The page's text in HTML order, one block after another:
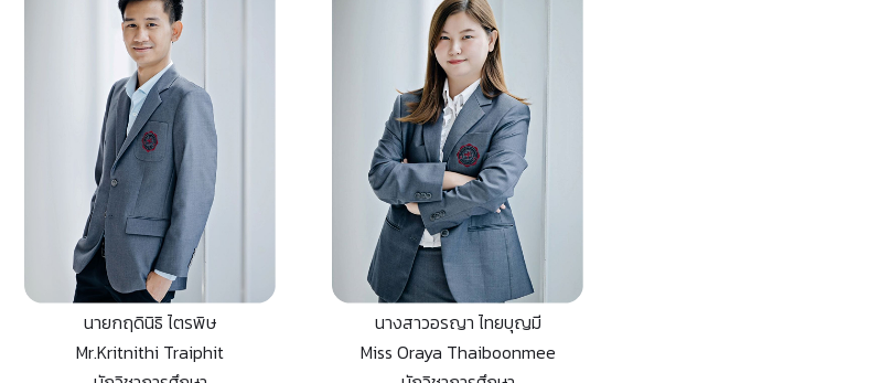
นายกฤดินิธิ ไตรพิษ
Mr.Kritnithi Traiphit
นางสาวอรญา ไทยบุญมี
Miss Oraya Thaiboonmee